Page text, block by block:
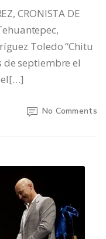
CRONISTA DE
Toledo “Chitu
de septiembre el
No Comments